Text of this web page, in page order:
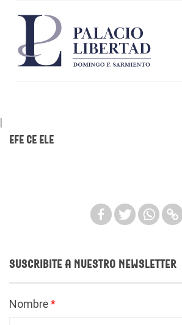
|
Efe Ce Ele
Suscribite a nuestro newsletter
Nombre